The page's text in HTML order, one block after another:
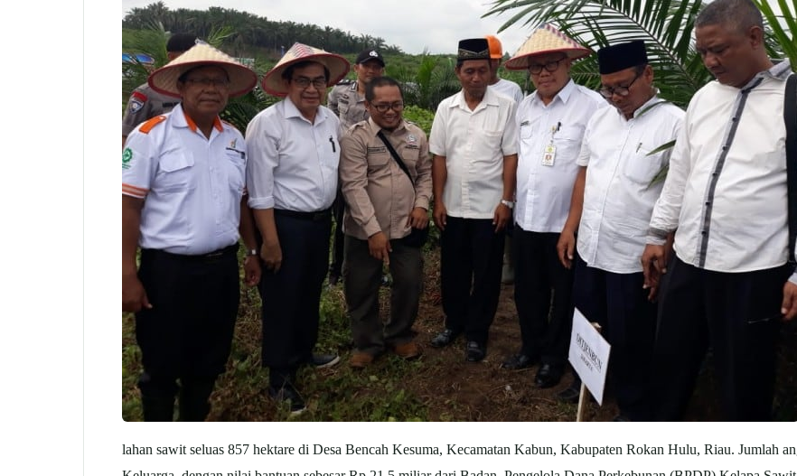
lahan sawit seluas 857 hektare di Desa Bencah Kesuma, Kecamatan Kabun, Kabupaten Rokan Hulu, Riau. Jumlah